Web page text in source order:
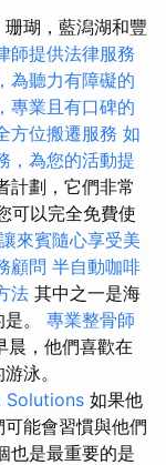
瑚，藍潟湖和豐
師提供法律服務
為聽力有障礙的
專業且有口碑的
方位搬遷服務 如
，為您的活動提
計劃，它們非常
可以完全免費使
來賓隨心享受美
顧問 半自動咖啡
法 其中之一是海
。 專業整骨師
晨，他們喜歡在
泳。
Solutions 如果他
能會習慣與他們
也是最重要的是